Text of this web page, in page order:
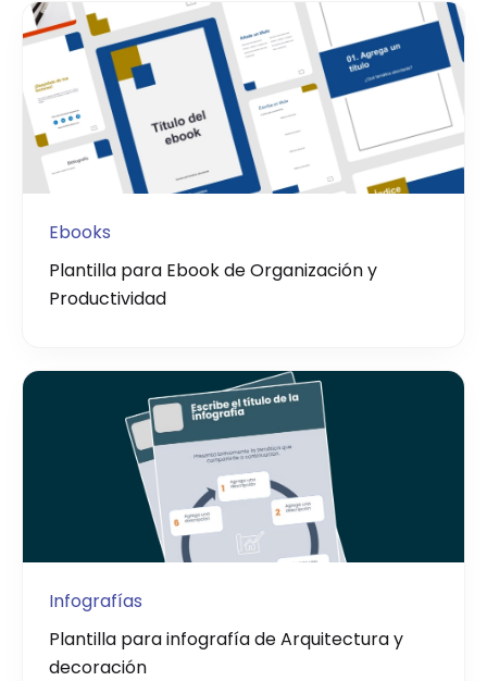
Ebooks
Plantilla para Ebook de Organización y
Productividad
Infografías
Plantilla para infografía de Arquitectura y
decoración